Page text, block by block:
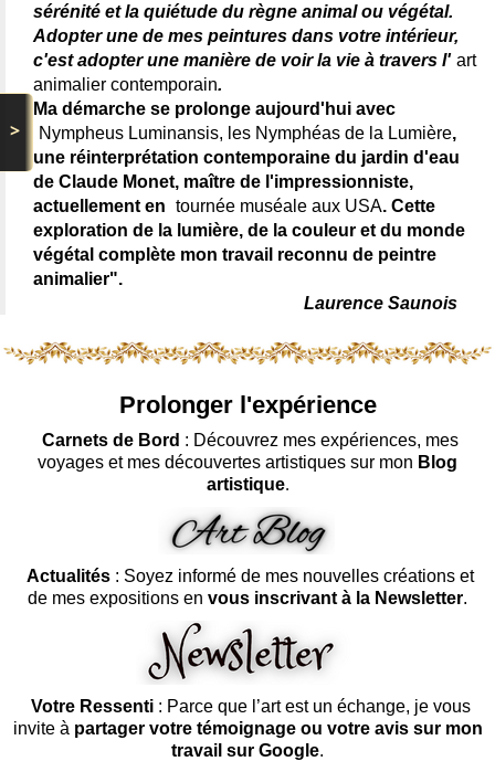
>
sérénité et la quiétude du règne animal ou végétal.
Adopter une de mes peintures dans votre intérieur,
c'est adopter une manière de voir la vie à travers l' art
animalier contemporain.
Ma démarche se prolonge aujourd'hui avec
Nympheus Luminansis, les Nymphéas de la Lumière,
une réinterprétation contemporaine du jardin d'eau
de Claude Monet, maître de l'impressionniste,
actuellement en tournée muséale aux USA. Cette
exploration de la lumière, de la couleur et du monde
végétal complète mon travail reconnu de peintre
animalier".
Laurence Saunois
Prolonger l'expérience
Carnets de Bord : Découvrez mes expériences, mes
voyages et mes découvertes artistiques sur mon Blog
artistique.
Actualités : Soyez informé de mes nouvelles créations et
de mes expositions en vous inscrivant à la Newsletter.
Votre Ressenti: Parce que l’art est un échange, je vous
invite à partager votre témoignage ou votre avis sur mon
travail sur Google.